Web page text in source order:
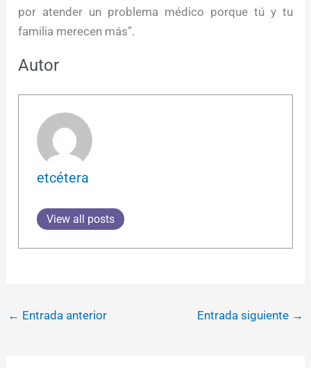
por atender un problema médico porque tú y tu
familia merecen más”.
Autor
etcétera
View all posts
← Entrada anterior Entrada siguiente →